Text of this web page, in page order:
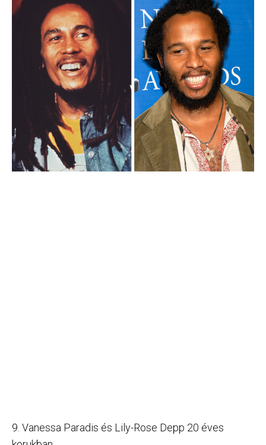
9. Vanessa Paradis és Lily-Rose Depp 20 éves